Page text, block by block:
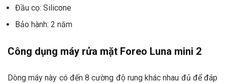
Đầu cọ: Silicone
Bảo hành: 2 năm
Công dụng máy rửa mặt Foreo Luna mini 2
Dòng máy này có đến 8 cường độ rung khác nhau đủ để đáp